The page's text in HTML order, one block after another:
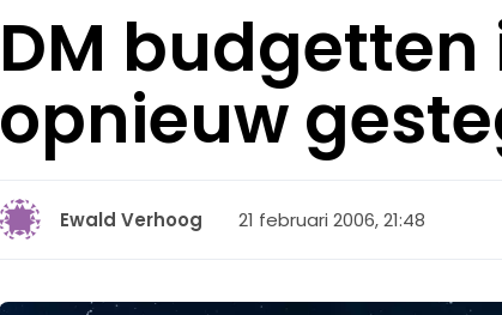
DM budgetten
opnieuw
Ewald Verhoog 21 februari 2006, 21:48